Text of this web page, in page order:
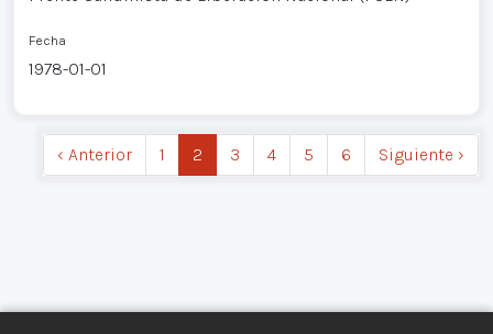
Fecha
1978-01-01
‹ Anterior 1 2 3 4 5 6 Siguiente ›